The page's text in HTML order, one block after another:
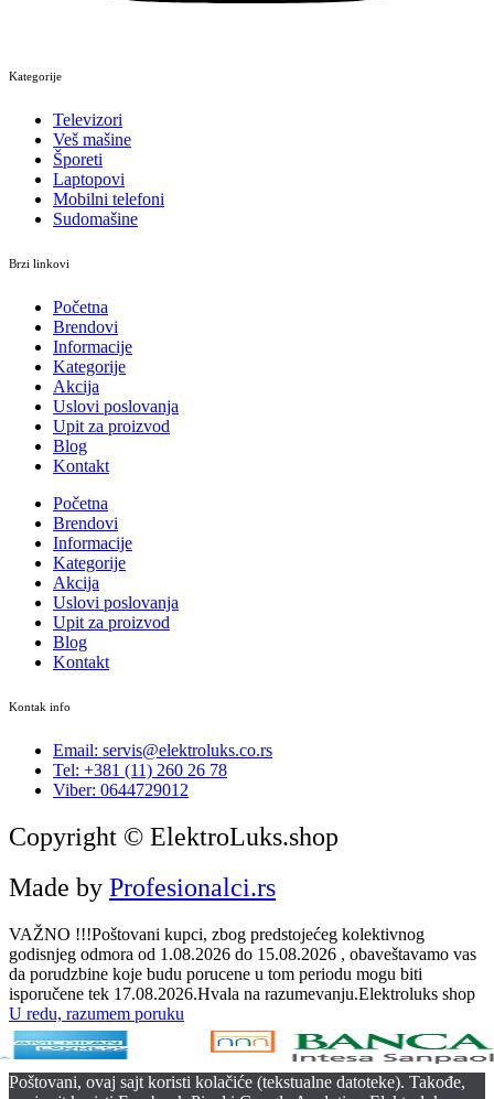
Kategorije
Televizori
Veš mašine
Šporeti
Laptopovi
Mobilni telefoni
Sudomašine
Brzi linkovi
Početna
Brendovi
Informacije
Kategorije
Akcija
Uslovi poslovanja
Upit za proizvod
Blog
Kontakt
Početna
Brendovi
Informacije
Kategorije
Akcija
Uslovi poslovanja
Upit za proizvod
Blog
Kontakt
Kontak info
Email: servis@elektroluks.co.rs
Tel: +381 (11) 260 26 78
Viber: 0644729012
Copyright © ElektroLuks.shop
Made by Profesionalci.rs
VAŽNO !!!Poštovani kupci, zbog predstojećeg kolektivnog
godisnjeg odmora od 1.08.2026 do 15.08.2026 , obaveštavamo vas
da porudzbine koje budu porucene u tom periodu mogu biti
isporučene tek 17.08.2026.Hvala na razumevanju.Elektroluks shop
U redu, razumem poruku
Poštovani, ovaj sajt koristi kolačiće (tekstualne datoteke). Takođe,